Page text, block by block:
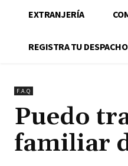
EXTRANJERÍA
REGISTRA TU DESPACHO
F.A.Q
Puedo
familiar